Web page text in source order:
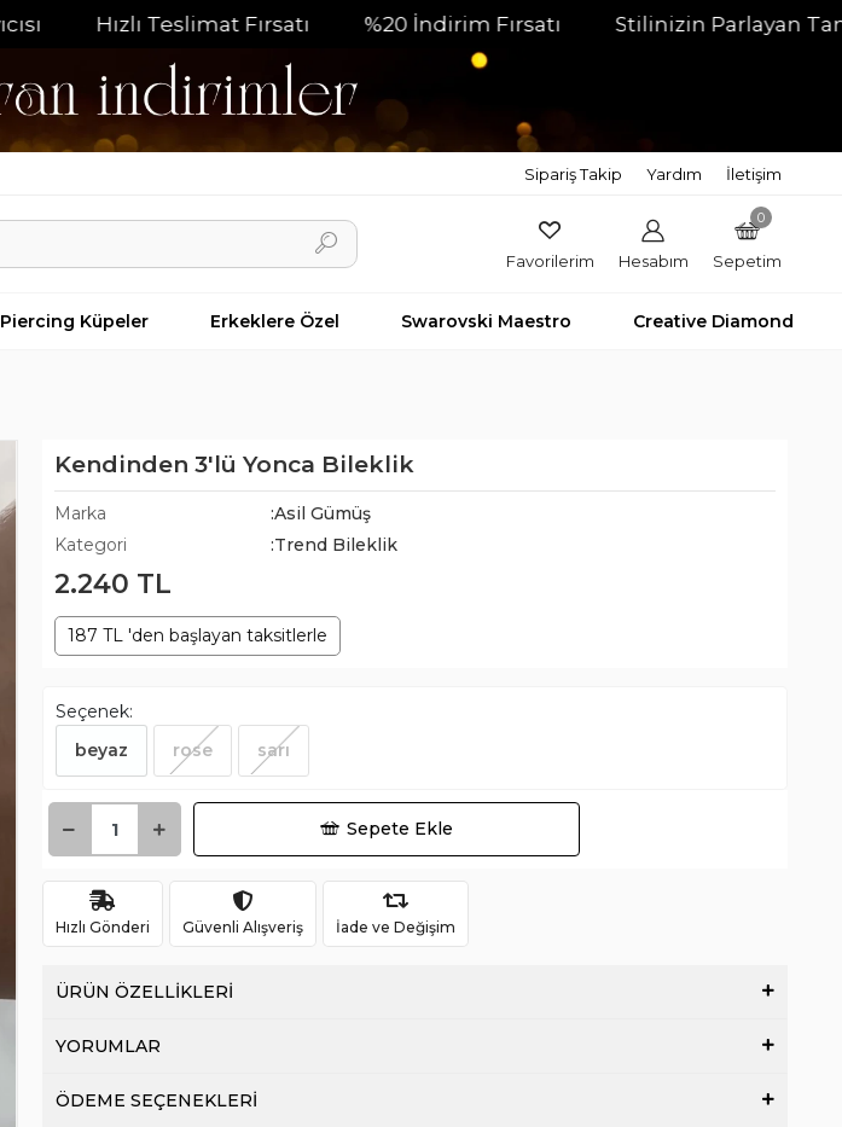
Hızlı Teslimat Fırsatı %20 İndirim Fırsatı Stilinizin Parlayan
Sipariş Takip Yardım İletişim
Favorilerim Hesabım
0
Sepetim
Piercing Küpeler Erkeklere Özel Swarovski Maestro Creative Diamond
Kendinden 3'lü Yonca Bileklik
Marka
:Asil Gümüş
Kategori
:Trend Bileklik
2.240 TL
187 TL 'den başlayan taksitlerle
Seçenek:
beyaz
rose sarı
Sepete Ekle
Hızlı Gönderi Güvenli Alışveriş İade ve Değişim
ÜRÜN ÖZELLİKLERİ
YORUMLAR
ÖDEME SEÇENEKLERİ